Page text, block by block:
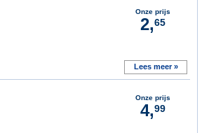
Onze prijs
2,65
Lees meer »
Onze prijs
4,99